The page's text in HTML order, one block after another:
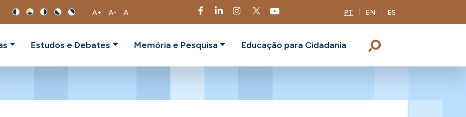
A+ A- A PT EN ES
Estudos e Debates Memória e Pesquisa Educação para Cidadania